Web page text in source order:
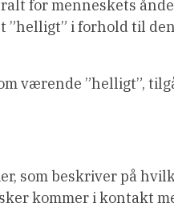
for menneskets
”helligt” i forhold til
værende ”helligt”,
som beskriver på
kommer i kontakt